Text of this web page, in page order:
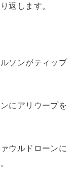
返します。
ソンがティップ
にアリウープを
ウルドローンに